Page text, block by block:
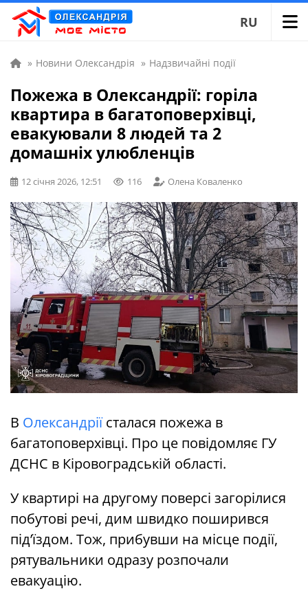
RU
» Новини Олександрія » Надзвичайні події
Пожежа в Олександрії: горіла
квартира в багатоповерхівці,
евакуювали 8 людей та 2
домашніх улюбленців
12 січня 2026, 12:51 116 Олена Коваленко
В Олександріїсталася пожежа в
багатоповерхівці. Про це повідомляє ГУ
ДСНС в Кіровоградській області.
У квартирі на другому поверсі загорілися
побутові речі, дим швидко поширився
під’їздом. Тож, прибувши на місце події,
рятувальники одразу розпочали
евакуацію.